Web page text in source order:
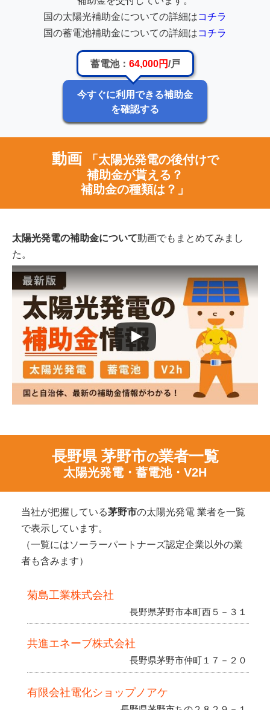
国の太陽光補助金についての詳細はコチラ
国の蓄電池補助金についての詳細はコチラ
蓄電池： 64,000円/戸
今すぐに利用できる補助金
を確認する
動画
「太陽光発電の後付けで
補助金が貰える？
補助金の種類は？」
太陽光発電の補助金について動画でもまとめてみまし
た。
長野県 茅野市の業者一覧
太陽光発電・蓄電池・V2H
当社が把握している茅野市の太陽光発電 業者を一覧
で表示しています。
（一覧にはソーラーパートナーズ認定企業以外の業
者も含みます）
菊島工業株式会社
長野県茅野市本町西５－３１
共進エネーブ株式会社
長野県茅野市仲町１７－２０
有限会社電化ショップノアケ